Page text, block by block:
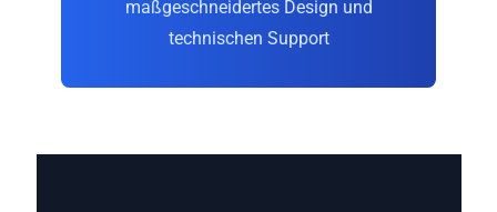
maßgeschneidertes Design und
technischen Support